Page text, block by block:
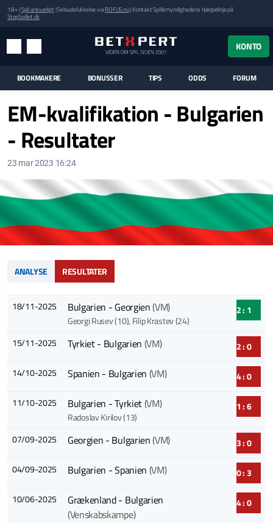
18+ |Spil ansvarligt| Selvudelukkelse viaROFUS.nu| Kontakt Spillemyndighedens hjælpelinje på
StopSpillet.dk
KONTO
MENUEN
BOOKMAKERE BONUSSER TIPS ODDS FORUM
EM-kvalifikation - Bulgarien
- Resultater
23 mar 2023 16:24
ANALYSE RESULTATER
18/11-2025 Bulgarien - Georgien(VM)
Georgi Rusev (10), Filip Krastev (24)
2 : 1
15/11-2025 Tyrkiet - Bulgarien (VM) 2 : 0
14/10-2025 Spanien - Bulgarien (VM) 4 : 0
11/10-2025 Bulgarien - Tyrkiet(VM)
Radoslav Kirilov (13)
1 : 6
07/09-2025 Georgien - Bulgarien(VM) 3 : 0
04/09-2025 Bulgarien - Spanien (VM) 0 : 3
10/06-2025
Grækenland - Bulgarien
(Venskabskampe)
4 : 0